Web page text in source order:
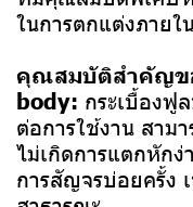
ในการตกแต่งภาย
คุณสมบัติสำคัญข
body: กระเบื้องฟู
ต่อการใช้งาน สาม
ไม่เกิดการแตกหัก
การสัญจรบ่อยครั้ง